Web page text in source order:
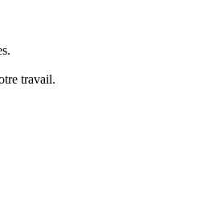
travail.